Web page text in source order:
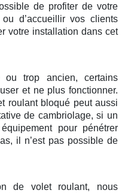
de profiter de votre
d’accueillir vos clients
votre installation dans cet
trop ancien, certains
et ne plus fonctionner.
roulant bloqué peut aussi
de cambriolage, si un
pour pénétrer
il n’est pas possible de
de volet roulant, nous